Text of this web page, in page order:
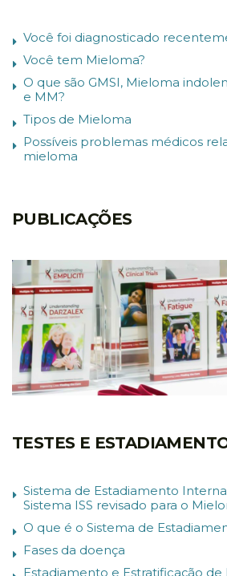
Você foi diagnosticado
Você tem Mieloma?
O que são GMSI, Mieloma
e MM?
Tipos de Mieloma
Possíveis problemas médicos
mieloma
PUBLICAÇÕES
TESTES E
Sistema de Estadiamento
Sistema ISS revisado para o
O que é o Sistema de
Fases da doença
Estadiamento e Estratificação de